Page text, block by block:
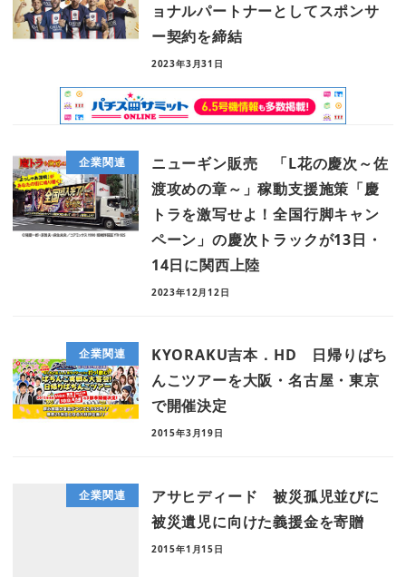
ョナルパートナーとしてスポンサ
ー契約を締結
2023年3月31日
企業関連
ニューギン販売 「L花の慶次～佐
渡攻めの章～」稼動支援施策「慶
トラを激写せよ！全国行脚キャン
ペーン」の慶次トラックが13日・
14日に関西上陸
2023年12月12日
企業関連
KYORAKU吉本．HD 日帰りぱち
んこツアーを大阪・名古屋・東京
で開催決定
2015年3月19日
企業関連
アサヒディード 被災孤児並びに
被災遺児に向けた義援金を寄贈
2015年1月15日